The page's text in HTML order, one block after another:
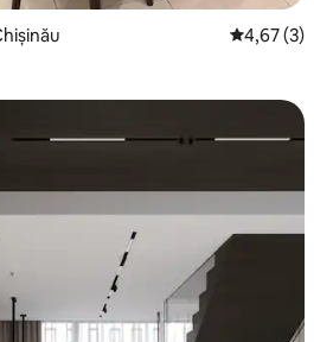
4,67 (3)